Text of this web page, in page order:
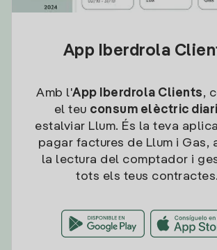
App Iberdrola
Amb l'App Iberdrola Clients,
el teu consum elèctric diari
estalviar Llum. És la teva
pagar factures de Llum i Gas,
la lectura del comptador i
tots els teus contractes.